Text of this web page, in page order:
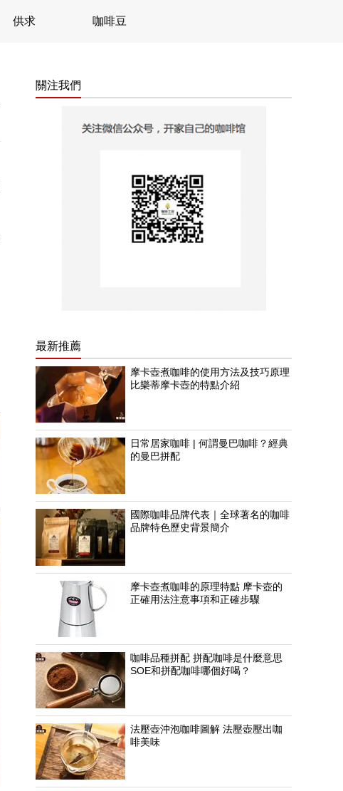
供求 咖啡豆
關注我們
最新推薦
摩卡壺煮咖啡的使用方法及技巧原理
比樂蒂摩卡壺的特點介紹
日常居家咖啡 | 何謂曼巴咖啡？經典
的曼巴拼配
國際咖啡品牌代表｜全球著名的咖啡
品牌特色歷史背景簡介
摩卡壺煮咖啡的原理特點 摩卡壺的
正確用法注意事項和正確步驟
咖啡品種拼配 拼配咖啡是什麼意思
SOE和拼配咖啡哪個好喝？
法壓壺沖泡咖啡圖解 法壓壺壓出咖
啡美味